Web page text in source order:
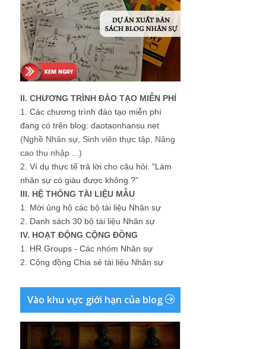
II. CHƯƠNG TRÌNH ĐÀO TẠO MIỄN PHÍ
1. Các chương trình đào tạo miễn phí
đang có trên blog: daotaonhansu.net
(Nghề Nhân sự, Sinh viên thực tập, Nâng
cao thu nhập ...)
2. Ví dụ thực tế trả lời cho câu hỏi: "Làm
nhân sự có giàu được không ?"
III. HỆ THỐNG TÀI LIỆU MẪU
1. Mời ủng hộ các bộ tài liệu Nhân sự
2. Danh sách 30 bộ tài liệu Nhân sự
IV. HOẠT ĐỘNG CỘNG ĐỒNG
1. HR Groups - Các nhóm Nhân sự
2. Cộng đồng Chia sẻ tài liệu Nhân sự
Vào khu vực giới hạn của blog